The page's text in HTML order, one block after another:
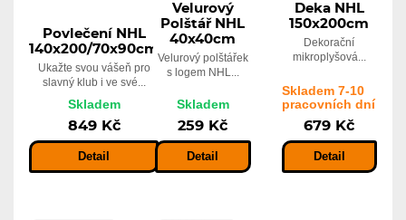
Povlečení NHL
140x200/70x90cm
Ukažte svou vášeň pro
slavný klub i ve své...
Skladem
849 Kč
Detail
Velurový
Polštář NHL
40x40cm
Velurový polštářek
s logem NHL...
Skladem
259 Kč
Detail
Deka NHL
150x200cm
Dekorační
mikroplyšová...
Skladem 7-10
pracovních dní
679 Kč
Detail